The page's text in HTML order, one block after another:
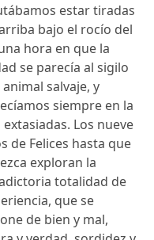
estar tiradas
bajo el rocío del
hora en que la
se parecía al sigilo
salvaje, y
siempre en la
extasiadas. Los nueve
de Felices hasta que
exploran la
totalidad de
que se
de bien y mal,